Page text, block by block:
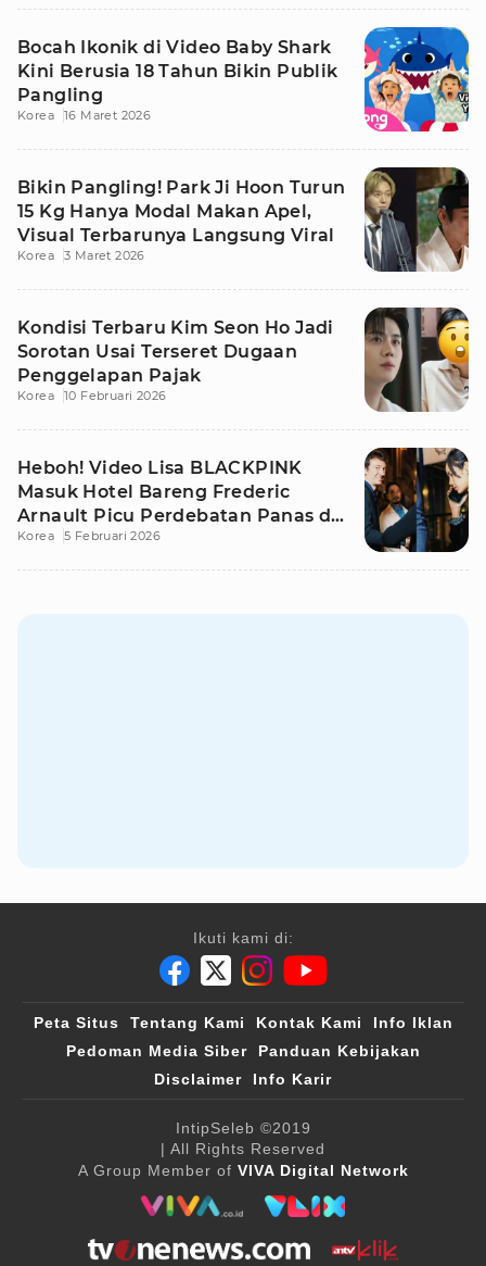
Bocah Ikonik di Video Baby Shark
Kini Berusia 18 Tahun Bikin Publik
Pangling
Korea 16 Maret 2026
Bikin Pangling! Park Ji Hoon Turun
15 Kg Hanya Modal Makan Apel,
Visual Terbarunya Langsung Viral
Korea 3 Maret 2026
Kondisi Terbaru Kim Seon Ho Jadi
Sorotan Usai Terseret Dugaan
Penggelapan Pajak
Korea 10 Februari 2026
Heboh! Video Lisa BLACKPINK
Masuk Hotel Bareng Frederic
Arnault Picu Perdebatan Panas di
Medsos
Korea 5 Februari 2026
Ikuti kami di:
Peta Situs Tentang Kami Kontak Kami
Info Iklan
Pedoman Media Siber
Panduan Kebijakan
Disclaimer
Info Karir
IntipSeleb ©2019
| All Rights Reserved
A Group Member of VIVA Digital Network